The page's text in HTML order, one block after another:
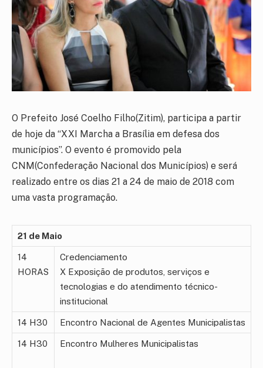
O Prefeito José Coelho Filho(Zitim), participa a partir
de hoje da “XXI Marcha a Brasília em defesa dos
municípios”. O evento é promovido pela
CNM(Confederação Nacional dos Municípios) e será
realizado entre os dias 21 a 24 de maio de 2018 com
uma vasta programação.
21 de Maio
14
HORAS
Credenciamento
X Exposição de produtos, serviços e
tecnologias e do atendimento técnico-
institucional
14 H30 Encontro Nacional de Agentes Municipalistas
14 H30 Encontro Mulheres Municipalistas